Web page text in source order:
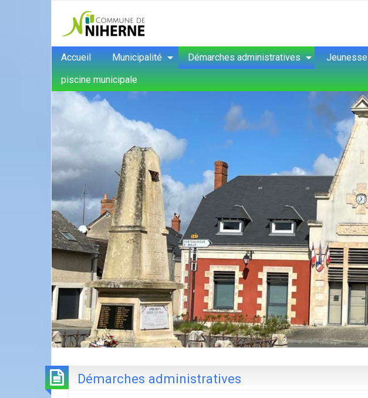
Accueil Municipalité Démarches administratives Jeunesse
piscine municipale
Démarches administratives